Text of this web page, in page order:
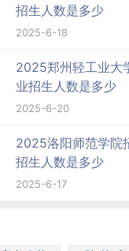
招生人数是多少
2025-6-18
2025郑州轻工业大
业招生人数是多少
2025-6-20
2025洛阳师范学院
招生人数是多少
2025-6-17